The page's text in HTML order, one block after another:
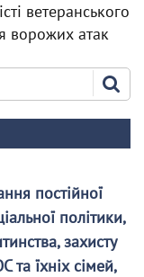
ветеранського
ворожих атак
постійної
політики,
захисту
та їхніх сімей,